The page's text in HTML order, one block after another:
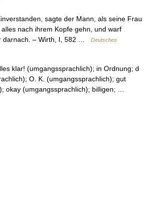
sagte der Mann, als seine Frau
nach ihrem Kopfe gehn, und warf
darnach. – Wirth, I, 582 …
Deutsches
klar! (umgangssprachlich); in Ordnung; d
O. K. (umgangssprachlich); gut
okay (umgangssprachlich); billigen; …